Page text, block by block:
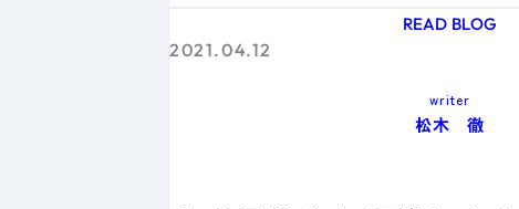
2021.04.12
writer
松木 徹
READ BLOG